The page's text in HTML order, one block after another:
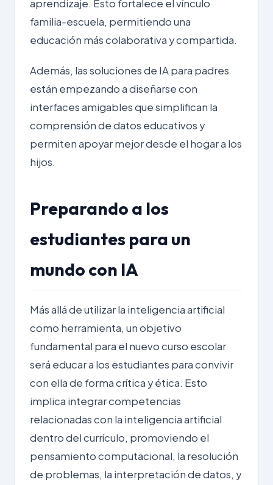
aprendizaje. Esto fortalece el vínculo
familia-escuela, permitiendo una
educación más colaborativa y compartida.
Además, las soluciones de IA para padres
están empezando a diseñarse con
interfaces amigables que simplifican la
comprensión de datos educativos y
permiten apoyar mejor desde el hogar a los
hijos.
Preparando a los
estudiantes para un
mundo con IA
Más allá de utilizar la inteligencia artificial
como herramienta, un objetivo
fundamental para el nuevo curso escolar
será educar a los estudiantes para convivir
con ella de forma crítica y ética. Esto
implica integrar competencias
relacionadas con la inteligencia artificial
dentro del currículo, promoviendo el
pensamiento computacional, la resolución
de problemas, la interpretación de datos, y